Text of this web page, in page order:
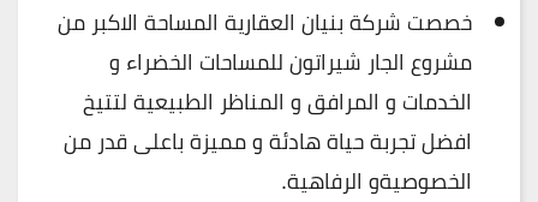
خصصت شركة بنيان العقارية المساحة الاكبر من
مشروع الجار شيراتون للمساحات الخضراء و
الخدمات و المرافق و المناظر الطبيعية لتتيخ
افضل تجربة حياة هادئة و مميزة باعلى قدر من
الخصوصيةو الرفاهية.